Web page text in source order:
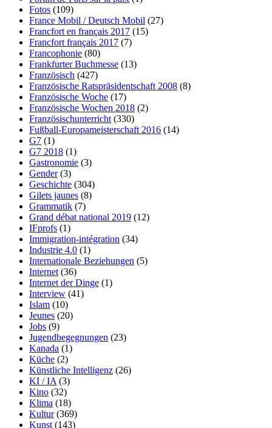
Fotos (109)
France Mobil / Deutsch Mobil (27)
Francfort en français 2017 (15)
Francfort français 2017 (7)
Francophonie (80)
Frankfurter Buchmesse (13)
Französisch (427)
Französische Ratspräsidentschaft 2008 (8)
Französische Woche (17)
Französische Wochen 2018 (2)
Französischunterricht (330)
Fußball-Europameisterschaft 2016 (14)
G7 (1)
G7 2018 (1)
Gastronomie (3)
Gender(3)
Geschichte (304)
Gilets jaunes (8)
Grammatik (7)
Grand débat national 2019 (12)
IFprofs (1)
Immigration-intégration (34)
Industrie 4.0 (1)
Internationale Beziehungen (5)
Internet (36)
Internet der Dinge (1)
Interview (41)
Islam (10)
Jeunes (20)
Jobs (9)
Jugendbegegnungen (23)
Kanada (1)
Küche (2)
Künstliche Intelligenz (26)
KI / IA (3)
Kino (32)
Klima (18)
Kultur(369)
Kunst (143)